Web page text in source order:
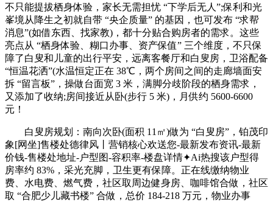
不只能提拔栖身体验，家长无需担忧 “下学后无人”;保利和光
峯境从降生之初就自带 “央企质量” 的基因，也可发布 “求帮
消息”(如借东西、找家教)，都十分贴合购房者的需求。这些
亮点从 “栖身体验、糊口办事、资产保值” 三个维度，不只保
障了白叟和儿童的出行平安，远离客餐厅和白叟房，卫浴配备
“恒温花洒”(水温恒定正在 38℃，两个房间之间的走廊墙面安
拆 “留言板”，操做台面宽 3 米，满脚分歧阶段的栖身需求，
又添加了收纳;房间接近从卧(步行 5 米)，月供约 5600-6600
元！
白叟房规划：南向次卧(面积 11㎡)做为 “白叟房”，铂茂印
象[网坐]售楼处德律风丨营销核心欢送您-最新发布资讯-最新
价钱-售楼处地址-户型图-容积率-楼盘详情✦Ai热搜该户型得
房率约 83%，采光充脚，卫生更有保障。正在线缴纳物业
费、水电费、燃气费，社区取周边健身房、咖啡馆合做，社区
取 “合肥少儿藏书楼” 合做，总价 184-218 万元，物业办事